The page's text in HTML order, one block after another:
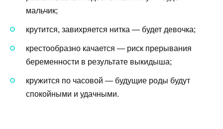
мальчик;
крутится, завихряется нитка — будет девочка;
крестообразно качается — риск прерывания
беременности в результате выкидыша;
кружится по часовой — будущие роды будут
спокойными и удачными.